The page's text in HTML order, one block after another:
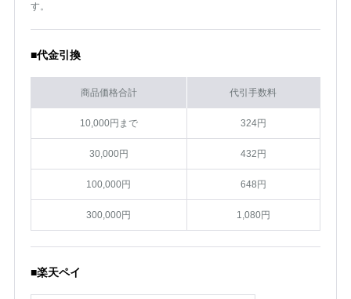
す。
■代金引換
商品価格合計 代引手数料
10,000円まで 324円
30,000円 432円
100,000円 648円
300,000円 1,080円
■楽天ペイ